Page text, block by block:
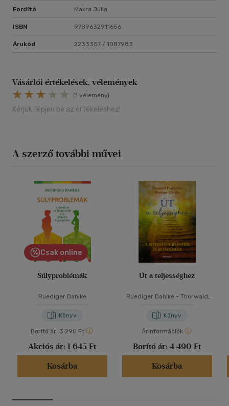
Fordító Makra Júlia
ISBN 9789632911656
Árukód 2233357 / 1087983
Vásárlói értékelések, vélemények
(1 vélemény)
Kérjük, lépjen be az értékeléshez!
A szerző további művei
Csak online
Súlyproblémák
Ruediger Dahlke
Könyv
Borító ár: 3 290 Ft
Akciós ár: 1 645 Ft
Kosárba
Út a teljességhez
Ruediger Dahlke- Thorwald
Könyv
Árinformációk
Borító ár: 4 490 Ft
Kosárba